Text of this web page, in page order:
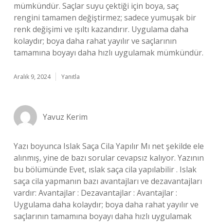
mümkündür. Saçlar suyu çektiği için boya, saç
rengini tamamen değiştirmez; sadece yumuşak bir
renk değişimi ve ışıltı kazandırır. Uygulama daha
kolaydır; boya daha rahat yayılır ve saçlarının
tamamına boyayı daha hızlı uygulamak mümkündür.
Aralık 9, 2024 Yanıtla
Yavuz Kerim
Yazı boyunca Islak Saça Cila Yapılır Mı net şekilde ele
alınmış, yine de bazı sorular cevapsız kalıyor. Yazının
bu bölümünde Evet, ıslak saça cila yapılabilir . Islak
saça cila yapmanın bazı avantajları ve dezavantajları
vardır: Avantajlar : Dezavantajlar : Avantajlar :
Uygulama daha kolaydır; boya daha rahat yayılır ve
saçlarının tamamına boyayı daha hızlı uygulamak